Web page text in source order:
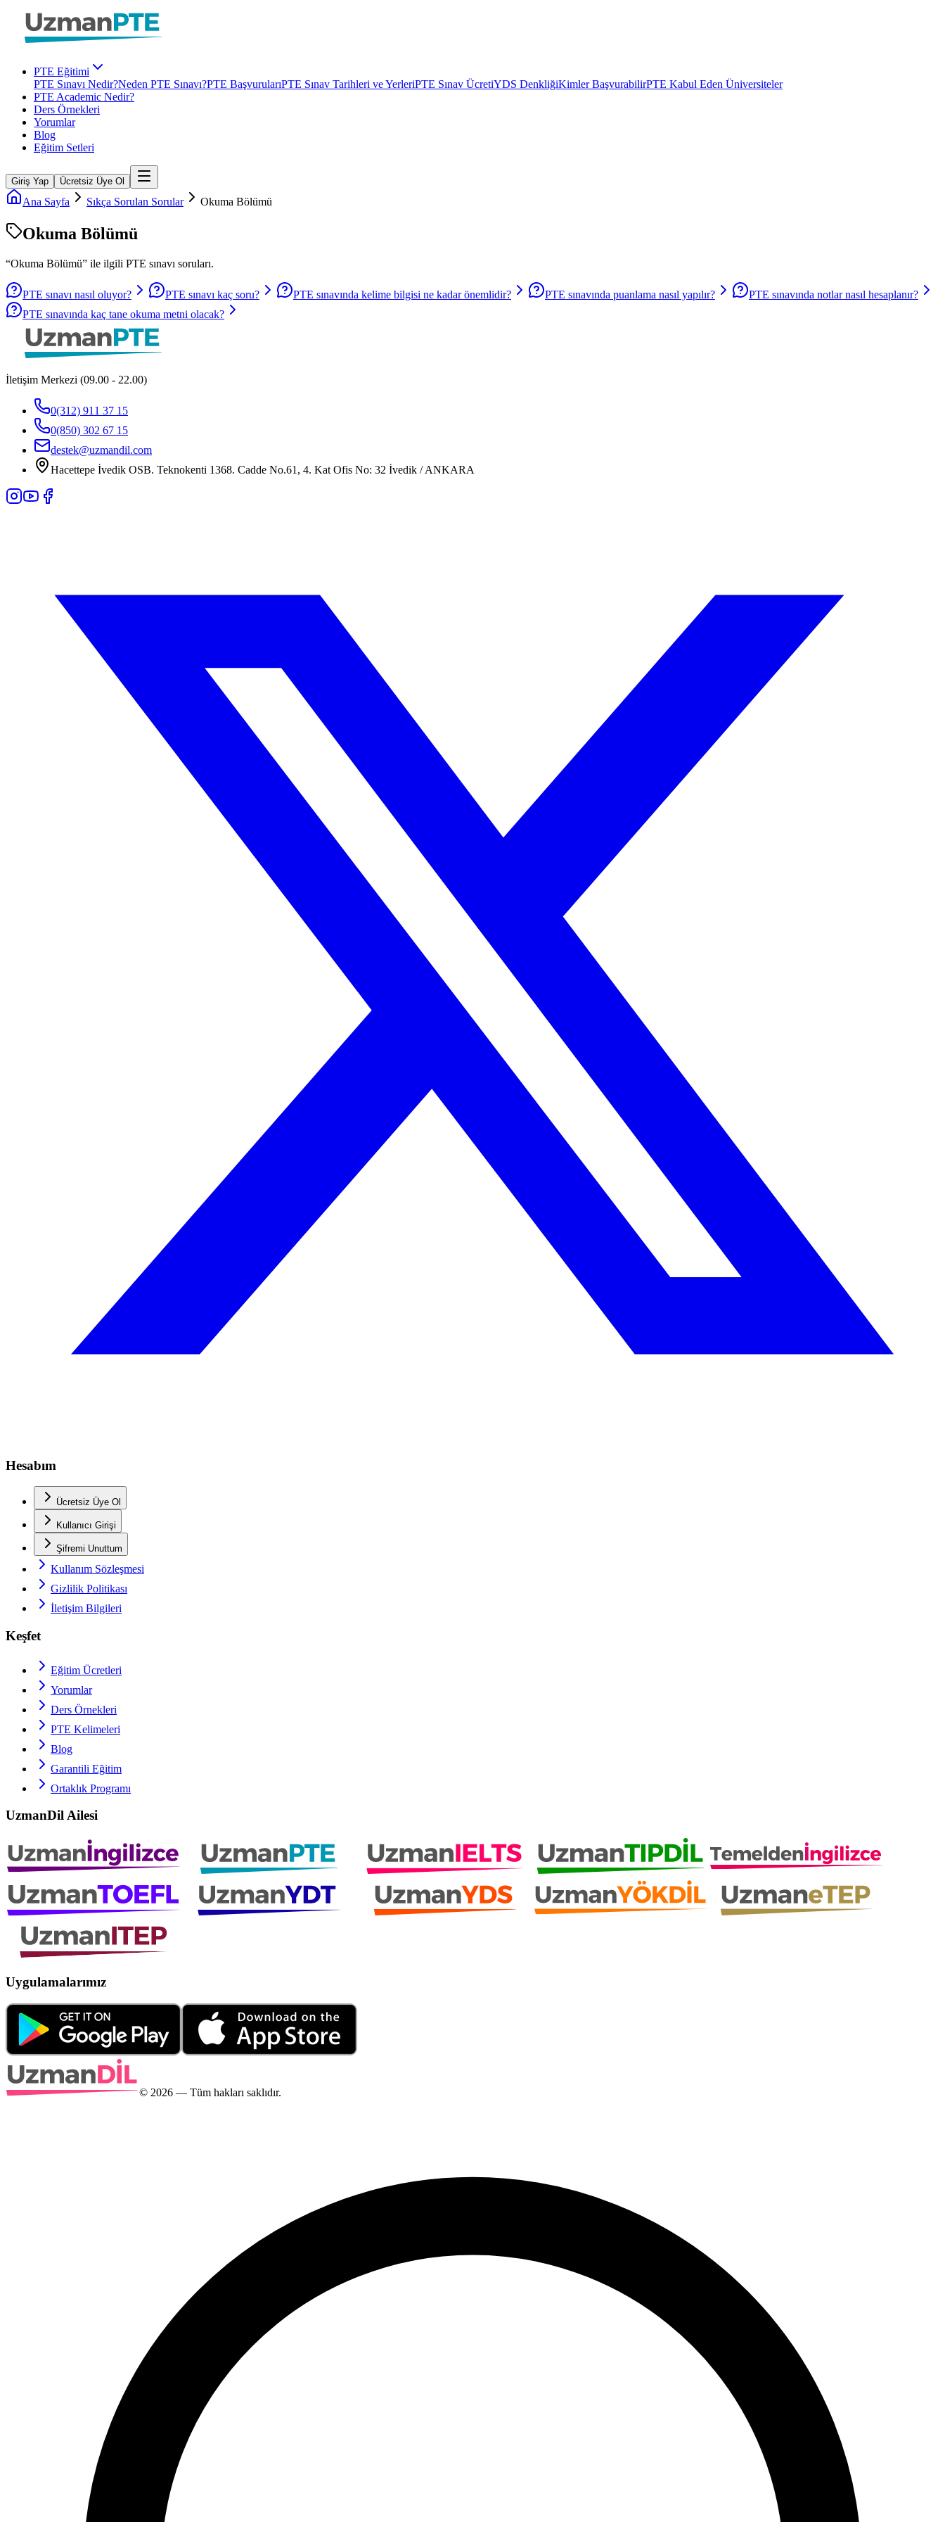
PTE Eğitimi
PTE Sınavı Nedir?Neden PTE Sınavı?PTE BaşvurularıPTE Sınav Tarihleri ve YerleriPTE Sınav ÜcretiYDS DenkliğiKimler BaşvurabilirPTE Kabul Eden Üniversiteler
PTE Academic Nedir?
Ders Örnekleri
Yorumlar
Blog
Eğitim Setleri
Giriş Yap Ücretsiz Üye Ol
Ana Sayfa Sıkça Sorulan Sorular Okuma Bölümü
Okuma Bölümü
“Okuma Bölümü” ile ilgili PTE sınavı soruları.
PTE sınavı nasıl oluyor? PTE sınavı kaç soru? PTE sınavında kelime bilgisi ne kadar önemlidir? PTE sınavında puanlama nasıl yapılır?
PTE sınavında notlar nasıl hesaplanır?
PTE sınavında kaç tane okuma metni olacak?
İletişim Merkezi (09.00 - 22.00)
0(312) 911 37 15
0(850) 302 67 15
destek@uzmandil.com
Hacettepe İvedik OSB. Teknokenti 1368. Cadde No.61, 4. Kat Ofis No: 32 İvedik / ANKARA
Hesabım
Ücretsiz Üye Ol
Kullanıcı Girişi
Şifremi Unuttum
Kullanım Sözleşmesi
Gizlilik Politikası
İletişim Bilgileri
Keşfet
Eğitim Ücretleri
Yorumlar
Ders Örnekleri
PTE Kelimeleri
Blog
Garantili Eğitim
Ortaklık Programı
UzmanDil Ailesi
Uygulamalarımız
© 2026 — Tüm hakları saklıdır.